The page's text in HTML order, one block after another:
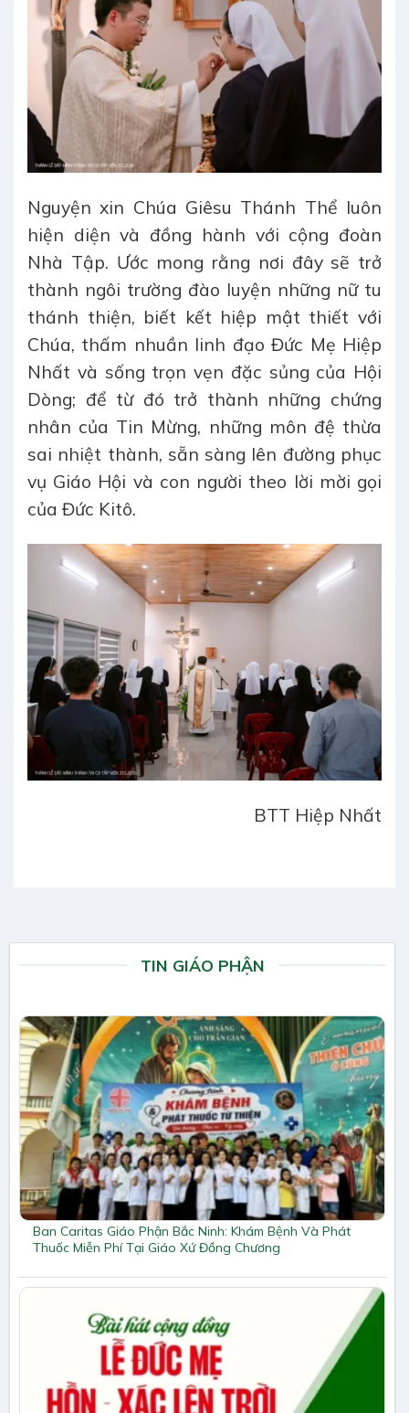
Nguyện xin Chúa Giêsu Thánh Thể luôn
hiện diện và đồng hành với cộng đoàn
Nhà Tập. Ước mong rằng nơi đây sẽ trở
thành ngôi trường đào luyện những nữ tu
thánh thiện, biết kết hiệp mật thiết với
Chúa, thấm nhuần linh đạo Đức Mẹ Hiệp
Nhất và sống trọn vẹn đặc sủng của Hội
Dòng; để từ đó trở thành những chứng
nhân của Tin Mừng, những môn đệ thừa
sai nhiệt thành, sẵn sàng lên đường phục
vụ Giáo Hội và con người theo lời mời gọi
của Đức Kitô.
BTT Hiệp Nhất
TIN GIÁO PHẬN
Ban Caritas Giáo Phận Bắc Ninh: Khám Bệnh Và Phát
Thuốc Miễn Phí Tại Giáo Xứ Đồng Chương